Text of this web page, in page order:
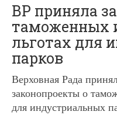
ВР приняла
таможенных
льготах для
парков
Верховная Рада
законопроекты о
для индустриальных